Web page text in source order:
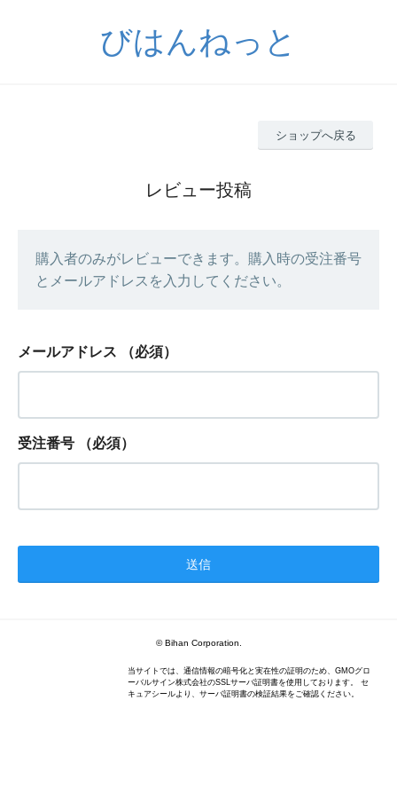
びはんねっと
ショップへ戻る
レビュー投稿
購入者のみがレビューできます。購入時の受注番号
とメールアドレスを入力してください。
メールアドレス （必須）
受注番号 （必須）
© Bihan Corporation.
当サイトでは、通信情報の暗号化と実在性の証明のため、GMOグロ
ーバルサイン株式会社のSSLサーバ証明書を使用しております。 セ
キュアシールより、サーバ証明書の検証結果をご確認ください。